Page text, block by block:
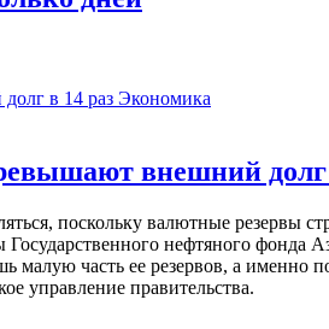
Экономика
внешний долг
поскольку валютные резервы
нефтяного
часть ее резервов, а именно
управление правительства.